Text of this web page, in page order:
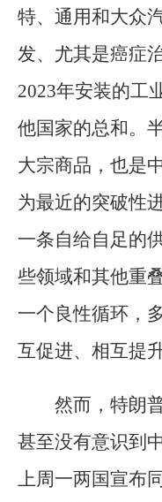
特、通用和大众
发、尤其是癌症
2023年安装的工
他国家的总和。
大宗商品，也是
为最近的突破性
一条自给自足的
些领域和其他重
一个良性循环，
互促进、相互提升
然而，特朗
甚至没有意识到
上周一两国宣布